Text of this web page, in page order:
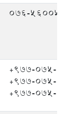
076-560051
+९७७-०७५-
+९७७-०७५-
+९७७-०७५-